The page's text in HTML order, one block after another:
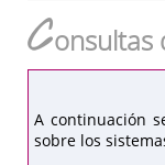
Consultas
A continuación
sobre los